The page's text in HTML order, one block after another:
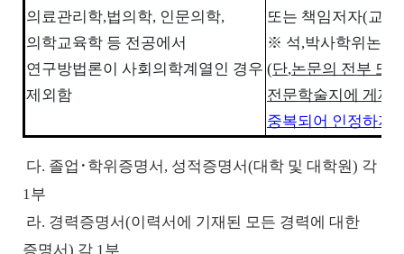
의료관리학,법의학, 인문의학,
의학교육학 등 전공에서
연구방법론이 사회의학계열인 경우
제외함
또는 책임저자(교신
※ 석,박사학위논문
(단,논문의 전부 또
전문학술지에 게재
중복되어 인정하지
다. 졸업 ･ 학위증명서 , 성적증명서(대학 및 대학원) 각
1부
라. 경력증명서(이력서에 기재된 모든 경력에 대한
증명서) 각 1부